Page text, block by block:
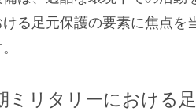
ける足元保護の要素に焦点を
ミリタリーにおける